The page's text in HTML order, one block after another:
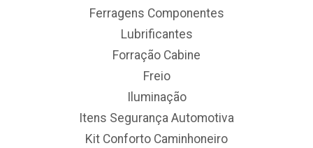
Ferragens Componentes
Lubrificantes
Forração Cabine
Freio
Iluminação
Itens Segurança Automotiva
Kit Conforto Caminhoneiro